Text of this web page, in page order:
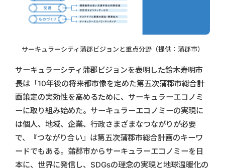
サーキュラーシティ蒲郡ビジョンと重点分野（提供：蒲郡市）
サーキュラーシティ蒲郡ビジョンを表明した鈴木寿明市
長は「10年後の将来都市像を定めた第五次蒲郡市総合計
画策定の実効性を高めるために、サーキュラーエコノミ
ーに取り組み始めた。サーキュラーエコノミーの実現に
は個人、地域、企業、行政さまざまなつながりが必要
で、『つながり合い』は第五次蒲郡市総合計画のキーワ
ードでもある。蒲郡市からサーキュラーエコノミーを日
本に、世界に発信し、SDGsの理念の実現と地球温暖化の